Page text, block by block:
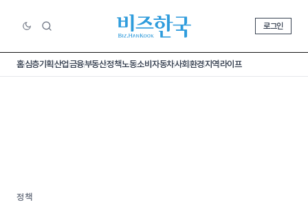
로그인
홈심층기획산업금융부동산정책노동소비 자동차사회환경지역라이프
정책